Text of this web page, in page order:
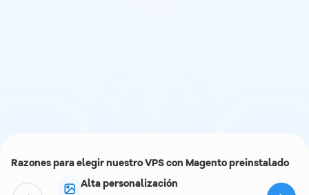
Razones para elegir nuestro VPS con Magento preinstalado
Alta personalización